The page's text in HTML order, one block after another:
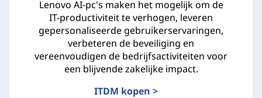
Lenovo AI-pc's maken het mogelijk om de
IT-productiviteit te verhogen, leveren
gepersonaliseerde gebruikerservaringen,
verbeteren de beveiliging en
vereenvoudigen de bedrijfsactiviteiten voor
een blijvende zakelijke impact.
ITDM kopen >